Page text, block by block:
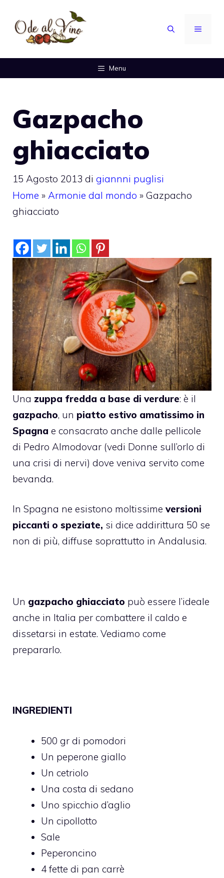
contenuto
MENU
Menu
Gazpacho
ghiacciato
15 Agosto 2013 di giannni puglisi
Home » Armonie dal mondo » Gazpacho
ghiacciato
Una zuppa fredda a base di verdure: è il
gazpacho, un piatto estivo amatissimo in
Spagna e consacrato anche dalle pellicole
di Pedro Almodovar (vedi Donne sull’orlo di
una crisi di nervi) dove veniva servito come
bevanda.
In Spagna ne esistono moltissime versioni
piccanti o speziate, si dice addirittura 50 se
non di più, diffuse soprattutto in Andalusia.
Un gazpacho ghiacciato può essere l’ideale
anche in Italia per combattere il caldo e
dissetarsi in estate. Vediamo come
prepararlo.
INGREDIENTI
500 gr di pomodori
Un peperone giallo
Un cetriolo
Una costa di sedano
Uno spicchio d’aglio
Un cipollotto
Sale
Peperoncino
4 fette di pan carrè